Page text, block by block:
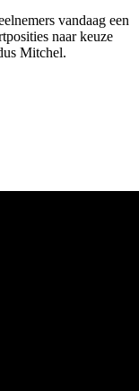
vandaag een
naar keuze
Mitchel.